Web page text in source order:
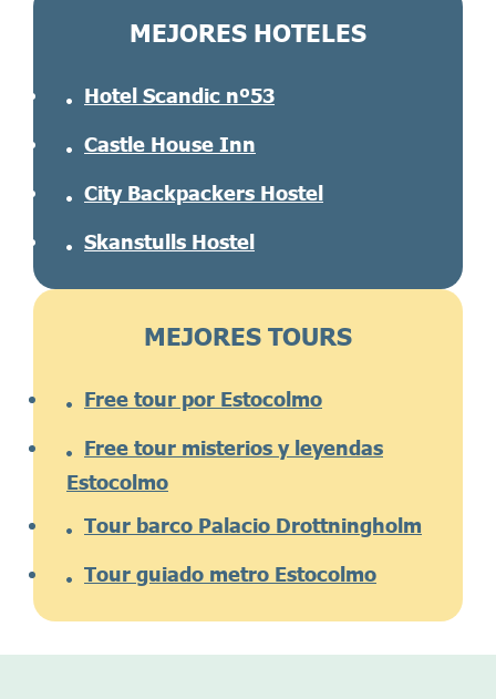
MEJORES HOTELES
Hotel Scandic nº53
Castle House Inn
City Backpackers Hostel
Skanstulls Hostel
MEJORES TOURS
Free tour por Estocolmo
Free tour misterios y leyendas
Estocolmo
Tour barco Palacio Drottningholm
Tour guiado metro Estocolmo